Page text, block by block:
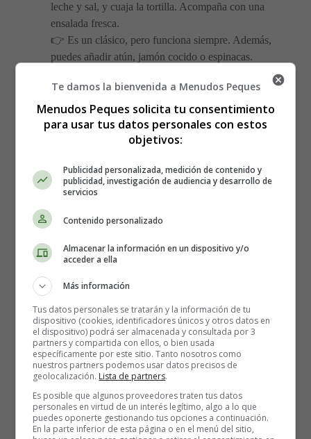
leche y sal, y cuaja la tortilla. Acompaña con una
ensalada fresca.
👉 Es un clásico, pero funciona siempre. Además,
puedes añadir atún, jamón cocido o espinacas.
2. Sándwich integral de pollo y
aguacate 🥪🥑
Ingredientes: pan integral, pechuga de pollo a la
plancha (puede ser de sobra), aguacate y tomate.
ingredientes y acompáñalo de una pieza de fruta.
complicaros.
3. Crema de calabacín exprés +
huevo duro 🥒🍳
Tiempo: 15 minutos
Ingredientes: calabacín, patata, cebolla, un chorrito de
aceite y huevos.
Cómo hacerlo: Cocina las verduras en olla rápida (10
min) y tritura. Añade un huevo duro troceado por
Te damos la bienvenida a Menudos Peques
Menudos Peques solicita tu consentimiento
para usar tus datos personales con estos
objetivos:
Publicidad personalizada, medición de contenido y
publicidad, investigación de audiencia y desarrollo de
servicios
Contenido personalizado
Almacenar la información en un dispositivo y/o
acceder a ella
Más información
Tus datos personales se tratarán y la información de tu
dispositivo (cookies, identificadores únicos y otros datos en
el dispositivo) podrá ser almacenada y consultada por 3
partners y compartida con ellos, o bien usada
específicamente por este sitio. Tanto nosotros como
nuestros partners podemos usar datos precisos de
geolocalización. Lista de partners.
Es posible que algunos proveedores traten tus datos
personales en virtud de un interés legítimo, algo a lo que
puedes oponerte gestionando tus opciones a continuación.
En la parte inferior de esta página o en el menú del sitio,